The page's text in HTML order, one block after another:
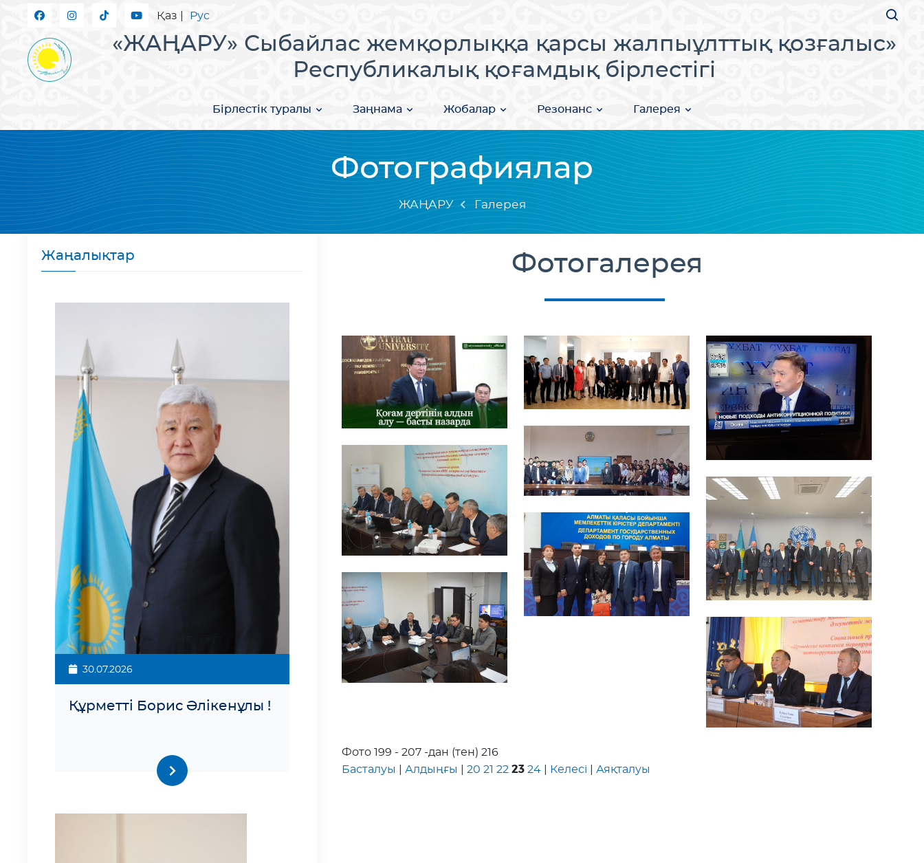
Қаз Рус
«ЖАҢАРУ» Сыбайлас жемқорлыққа қарсы жалпыұлттық қозғалыс»
Республикалық қоғамдық бірлестігі
Бірлестік туралы Заңнама Жобалар Резонанс Галерея
Фотографиялар
ЖАҢАРУ Галерея
Жаңалықтар
30.07.2026
Құрметті Борис Әлікенұлы !
Фотогалерея
Фото 199 - 207 -дан (тен) 216
Басталуы
Алдыңғы |20 21 22 23 24 Келесі Аяқталуы